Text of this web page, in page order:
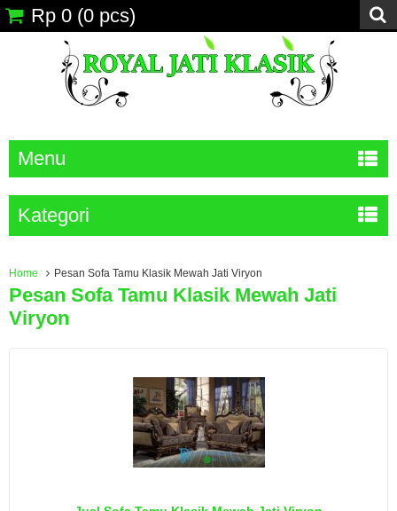
Rp 0 (0 pcs)
Menu
Kategori
Home Pesan Sofa Tamu Klasik Mewah Jati Viryon
Pesan Sofa Tamu Klasik Mewah Jati
Viryon